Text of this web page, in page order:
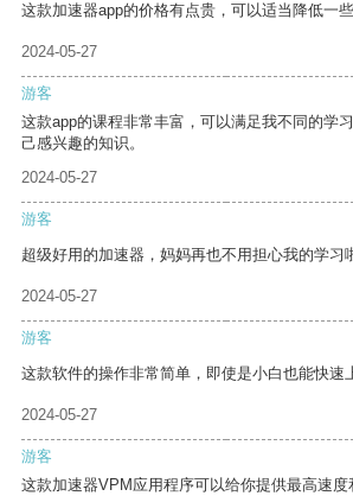
这款加速器app的价格有点贵，可以适当降低一
2024-05-27
游客
这款app的课程非常丰富，可以满足我不同的学
己感兴趣的知识。
2024-05-27
游客
超级好用的加速器，妈妈再也不用担心我的学习
2024-05-27
游客
这款软件的操作非常简单，即使是小白也能快速
2024-05-27
游客
这款加速器VPM应用程序可以给你提供最高速